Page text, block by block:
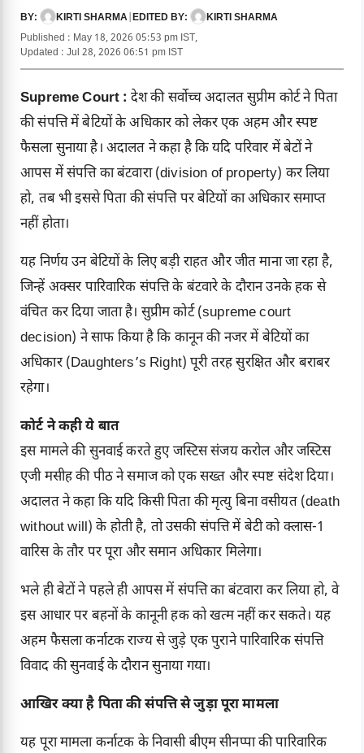
BY: KIRTI SHARMA EDITED BY:
KIRTI SHARMA
Published : May 18, 2026 05:53 pm IST,
Updated : Jul 28, 2026 06:51 pm IST
Supreme Court : देश की सर्वोच्च अदालत सुप्रीम कोर्ट ने पिता
की संपत्ति में बेटियों के अधिकार को लेकर एक अहम और स्पष्ट
फैसला सुनाया है। अदालत ने कहा है कि यदि परिवार में बेटों ने
आपस में संपत्ति का बंटवारा (division of property) कर लिया
हो, तब भी इससे पिता की संपत्ति पर बेटियों का अधिकार समाप्त
नहीं होता।
यह निर्णय उन बेटियों के लिए बड़ी राहत और जीत माना जा रहा है,
जिन्हें अक्सर पारिवारिक संपत्ति के बंटवारे के दौरान उनके हक से
वंचित कर दिया जाता है। सुप्रीम कोर्ट (supreme court
decision) ने साफ किया है कि कानून की नजर में बेटियों का
अधिकार (Daughters’s Right) पूरी तरह सुरक्षित और बराबर
रहेगा।
कोर्ट ने कही ये बात
इस मामले की सुनवाई करते हुए जस्टिस संजय करोल और जस्टिस
एजी मसीह की पीठ ने समाज को एक सख्त और स्पष्ट संदेश दिया।
अदालत ने कहा कि यदि किसी पिता की मृत्यु बिना वसीयत (death
without will) के होती है, तो उसकी संपत्ति में बेटी को क्लास-1
वारिस के तौर पर पूरा और समान अधिकार मिलेगा।
भले ही बेटों ने पहले ही आपस में संपत्ति का बंटवारा कर लिया हो, वे
इस आधार पर बहनों के कानूनी हक को खत्म नहीं कर सकते। यह
अहम फैसला कर्नाटक राज्य से जुड़े एक पुराने पारिवारिक संपत्ति
विवाद की सुनवाई के दौरान सुनाया गया।
आखिर क्या है पिता की संपत्ति से जुड़ा पूरा मामला
यह पूरा मामला कर्नाटक के निवासी बीएम सीनप्पा की पारिवारिक